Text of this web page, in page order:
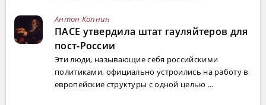
Антон Копнин
ПАСЕ утвердила штат гауляйтеров для
пост-России
Эти люди, называющие себя российскими
политиками, официально устроились на работу в
европейские структуры с одной целью ...